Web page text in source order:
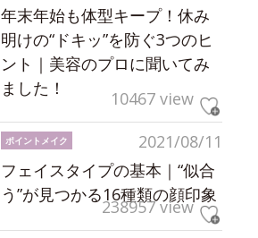
年末年始も体型キープ！休み
明けの“ドキッ”を防ぐ3つのヒ
ント｜美容のプロに聞いてみ
ました！
10467 view
2021/08/11
ポイントメイク
フェイスタイプの基本｜“似合
う”が見つかる16種類の顔印象
238957 view